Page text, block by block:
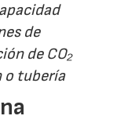
de
de CO₂
o tubería